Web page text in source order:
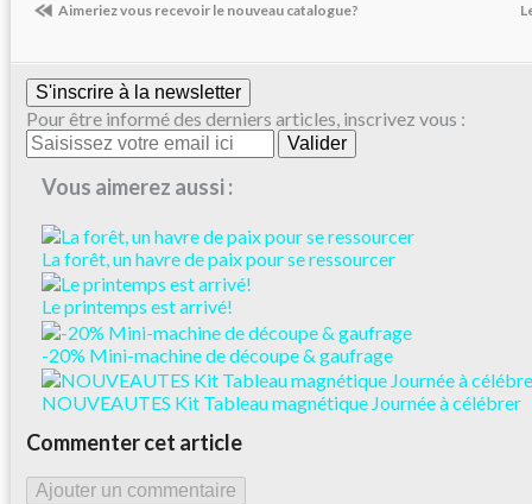
Aimeriez vous recevoir le nouveau catalogue?
S'inscrire à la newsletter
Pour être informé des derniers articles, inscrivez vous :
Vous aimerez aussi :
La forêt, un havre de paix pour se ressourcer
Le printemps est arrivé!
-20% Mini-machine de découpe & gaufrage
NOUVEAUTES Kit Tableau magnétique Journée à célébrer
Commenter cet article
Ajouter un commentaire